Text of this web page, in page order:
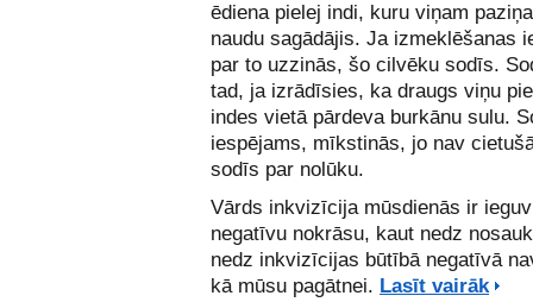
ēdiena pielej indi, kuru viņam
naudu sagādājis. Ja izmeklēšanas
par to uzzinās, šo cilvēku sodīs.
tad, ja izrādīsies, ka draugs viņu
indes vietā pārdeva burkānu sulu.
iespējams, mīkstinās, jo nav
sodīs par nolūku.
Vārds inkvizīcija mūsdienās ir
negatīvu nokrāsu, kaut nedz
nedz inkvizīcijas būtībā negatīvā
kā mūsu pagātnei. Lasīt vairāk